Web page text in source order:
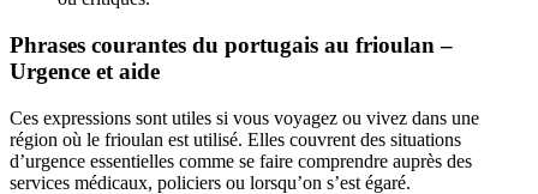
Phrases courantes du portugais au frioulan –
Urgence et aide
Ces expressions sont utiles si vous voyagez ou vivez dans une
région où le frioulan est utilisé. Elles couvrent des situations
d’urgence essentielles comme se faire comprendre auprès des
services médicaux, policiers ou lorsqu’on s’est égaré.